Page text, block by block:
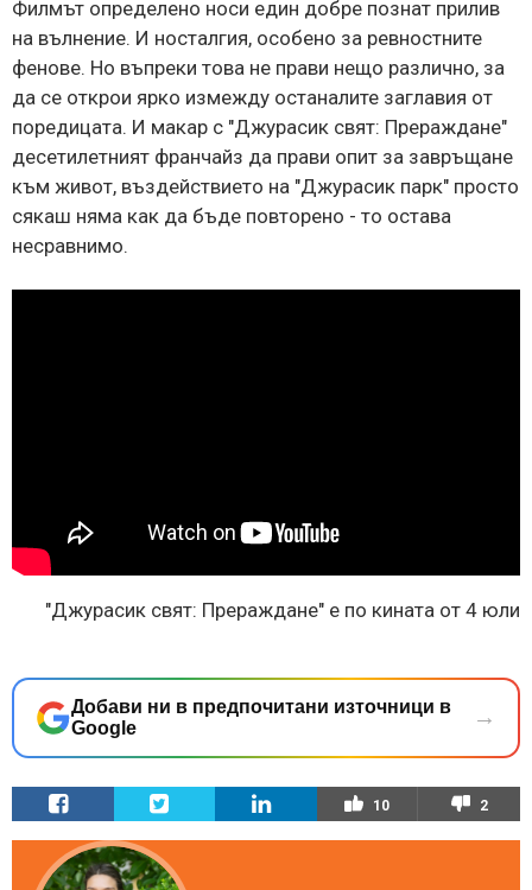
Филмът определено носи един добре познат прилив
на вълнение. И носталгия, особено за ревностните
фенове. Но въпреки това не прави нещо различно, за
да се открои ярко измежду останалите заглавия от
поредицата. И макар с "Джурасик свят: Прераждане"
десетилетният франчайз да прави опит за завръщане
към живот, въздействието на "Джурасик парк" просто
сякаш няма как да бъде повторено - то остава
несравнимо.
"Джурасик свят: Прераждане" е по кината от 4 юли
Добави ни в предпочитани източници в
Google
→
10 2